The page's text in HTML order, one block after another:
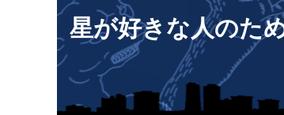
星が好きな人のた